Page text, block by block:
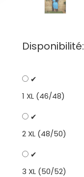
Disponibilité:
✔
1 XL (46/48)
✔
2 XL (48/50)
✔
3 XL (50/52)